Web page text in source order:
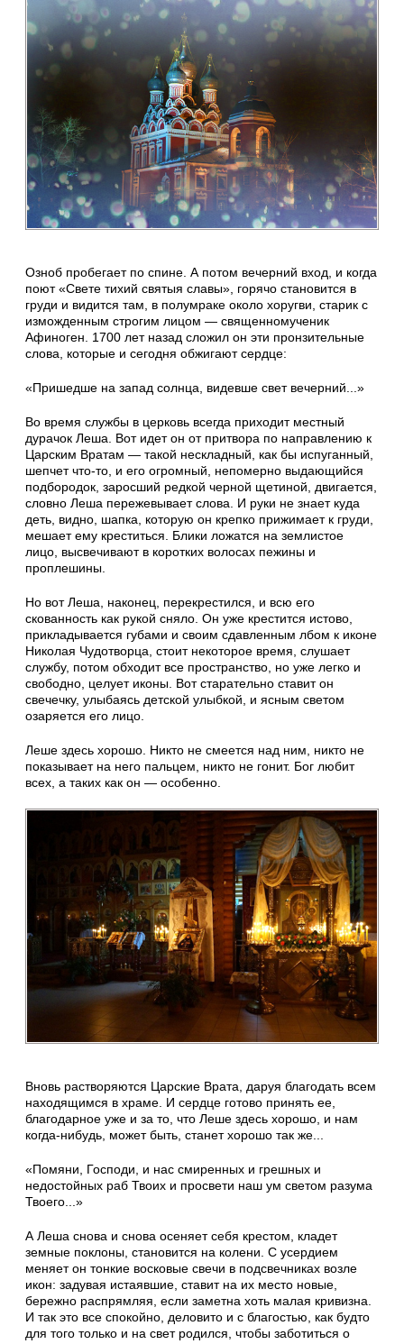
Озноб пробегает по спине. А потом вечерний вход, и когда
поют «Свете тихий святыя славы», горячо становится в
груди и видится там, в полумраке около хоругви, старик с
изможденным строгим лицом — священномученик
Афиноген. 1700 лет назад сложил он эти пронзительные
слова, которые и сегодня обжигают сердце:
«Пришедше на запад солнца, видевше свет вечерний...»
Во время службы в церковь всегда приходит местный
дурачок Леша. Вот идет он от притвора по направлению к
Царским Вратам — такой нескладный, как бы испуганный,
шепчет что-то, и его огромный, непомерно выдающийся
подбородок, заросший редкой черной щетиной, двигается,
словно Леша пережевывает слова. И руки не знает куда
деть, видно, шапка, которую он крепко прижимает к груди,
мешает ему креститься. Блики ложатся на землистое
лицо, высвечивают в коротких волосах пежины и
проплешины.
Но вот Леша, наконец, перекрестился, и всю его
скованность как рукой сняло. Он уже крестится истово,
прикладывается губами и своим сдавленным лбом к иконе
Николая Чудотворца, стоит некоторое время, слушает
службу, потом обходит все пространство, но уже легко и
свободно, целует иконы. Вот старательно ставит он
свечечку, улыбаясь детской улыбкой, и ясным светом
озаряется его лицо.
Леше здесь хорошо. Никто не смеется над ним, никто не
показывает на него пальцем, никто не гонит. Бог любит
всех, а таких как он — особенно.
Вновь растворяются Царские Врата, даруя благодать всем
находящимся в храме. И сердце готово принять ее,
благодарное уже и за то, что Леше здесь хорошо, и нам
когда-нибудь, может быть, станет хорошо так же...
«Помяни, Господи, и нас смиренных и грешных и
недостойных раб Твоих и просвети наш ум светом разума
Твоего...»
А Леша снова и снова осеняет себя крестом, кладет
земные поклоны, становится на колени. С усердием
меняет он тонкие восковые свечи в подсвечниках возле
икон: задувая истаявшие, ставит на их место новые,
бережно распрямляя, если заметна хоть малая кривизна.
И так это все спокойно, деловито и с благостью, как будто
для того только и на свет родился, чтобы заботиться о